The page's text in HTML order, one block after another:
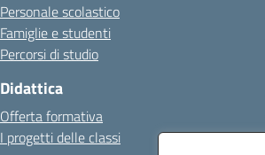
Personale scolastico
Famiglie e studenti
Percorsi di studio
Didattica
Offerta formativa
I progetti delle classi